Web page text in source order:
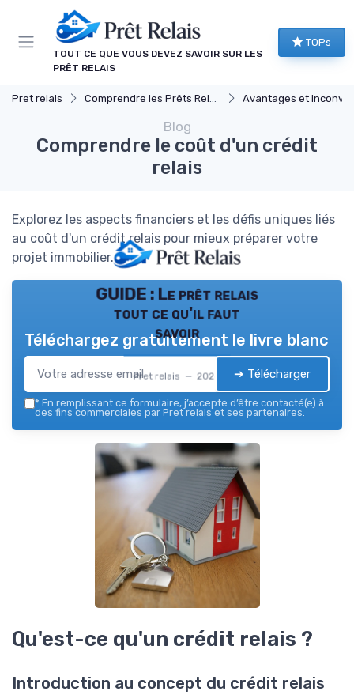
TOUT CE QUE VOUS DEVEZ SAVOIR SUR LES
PRÊT RELAIS
TOPs
Pret relais Comprendre les Prêts Relais Avantages et
Blog
Comprendre le coût d'un crédit
relais
Explorez les aspects financiers et les défis uniques liés
au coût d'un crédit relais pour mieux préparer votre
projet immobilier.
GUIDE : Le prêt relais
tout ce qu'il faut
savoir
Pret relais — 2026
Téléchargez gratuitement le livre blanc
➔ Télécharger
* En remplissant ce formulaire, j’accepte d’être contacté(e) à
des fins commerciales par Pret relais et ses partenaires.
Qu'est-ce qu'un crédit relais ?
Introduction au concept du crédit relais
Panneau de gestion des cookies